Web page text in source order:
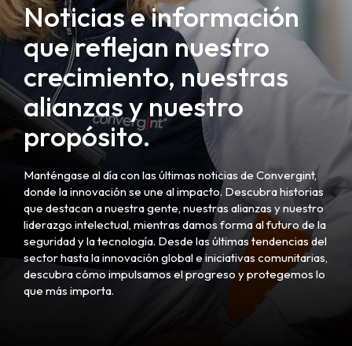
Noticias e información
que reflejan nuestro
crecimiento, nuestras
alianzas y nuestro
propósito.
Manténgase al día con las últimas noticias de Convergint,
donde la innovación se une al impacto. Descubra historias
que destacan a nuestra gente, nuestras alianzas y nuestro
liderazgo intelectual, mientras damos forma al futuro de la
seguridad y la tecnología. Desde las últimas tendencias del
sector hasta la innovación global e iniciativas comunitarias,
descubra cómo impulsamos el progreso y protegemos lo
que más importa.